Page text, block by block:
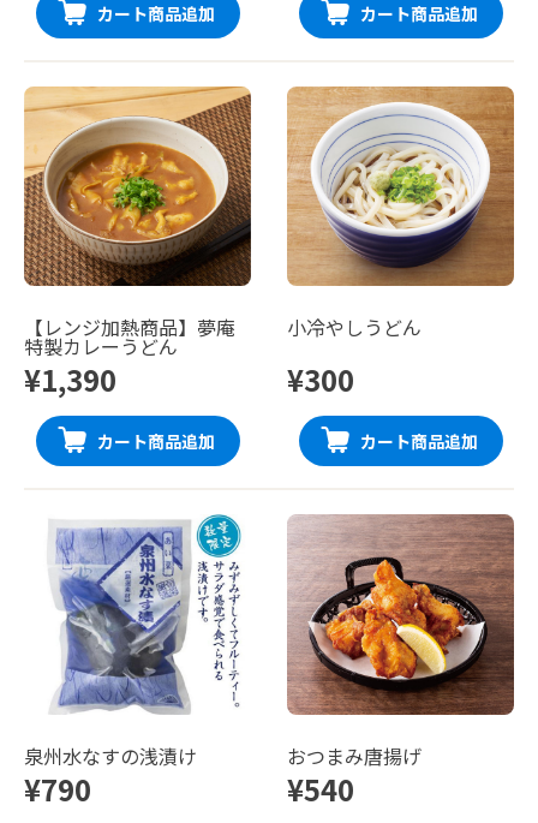
カート商品追加 カート商品追加
【レンジ加熱商品】夢庵
特製カレーうどん
¥1,390
カート商品追加
小冷やしうどん
¥300
カート商品追加
泉州水なすの浅漬け
¥790
おつまみ唐揚げ
¥540